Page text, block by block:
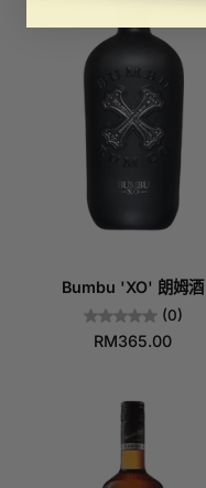
Bumbu 'XO' 朗姆酒
(0)
RM365.00